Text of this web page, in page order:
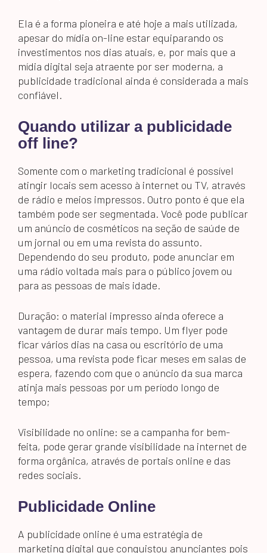
Ela é a forma pioneira e até hoje a mais utilizada,
apesar do mídia on-line estar equiparando os
investimentos nos dias atuais, e, por mais que a
mídia digital seja atraente por ser moderna, a
publicidade tradicional ainda é considerada a mais
confiável.
Quando utilizar a publicidade
off line?
Somente com o marketing tradicional é possível
atingir locais sem acesso à internet ou TV, através
de rádio e meios impressos. Outro ponto é que ela
também pode ser segmentada. Você pode publicar
um anúncio de cosméticos na seção de saúde de
um jornal ou em uma revista do assunto.
Dependendo do seu produto, pode anunciar em
uma rádio voltada mais para o público jovem ou
para as pessoas de mais idade.
Duração: o material impresso ainda oferece a
vantagem de durar mais tempo. Um flyer pode
ficar vários dias na casa ou escritório de uma
pessoa, uma revista pode ficar meses em salas de
espera, fazendo com que o anúncio da sua marca
atinja mais pessoas por um período longo de
tempo;
Visibilidade no online: se a campanha for bem-
feita, pode gerar grande visibilidade na internet de
forma orgânica, através de portais online e das
redes sociais.
Publicidade Online
A publicidade online é uma estratégia de
marketing digital que conquistou anunciantes pois